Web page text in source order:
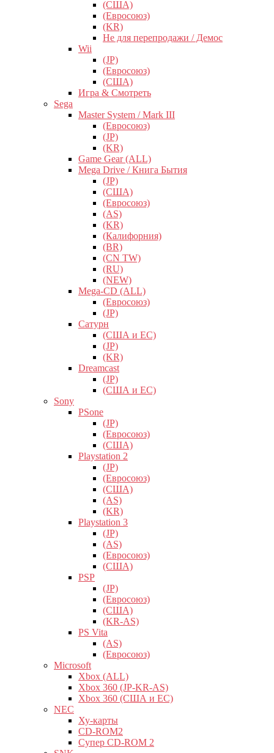
(США)
(Евросоюз)
(KR)
Не для перепродажи / Демос
Wii
(JP)
(Евросоюз)
(США)
Игра & Смотреть
Sega
Master System / Mark III
(Евросоюз)
(JP)
(KR)
Game Gear (ALL)
Mega Drive / Книга Бытия
(JP)
(США)
(Евросоюз)
(AS)
(KR)
(Калифорния)
(BR)
(CN TW)
(RU)
(NEW)
Mega-CD (ALL)
(Евросоюз)
(JP)
Сатурн
(США и ЕС)
(JP)
(KR)
Dreamcast
(JP)
(США и ЕС)
Sony
PSone
(JP)
(Евросоюз)
(США)
Playstation 2
(JP)
(Евросоюз)
(США)
(AS)
(KR)
Playstation 3
(JP)
(AS)
(Евросоюз)
(США)
PSP
(JP)
(Евросоюз)
(США)
(KR-AS)
PS Vita
(AS)
(Евросоюз)
Microsoft
Xbox (ALL)
Xbox 360 (JP-KR-AS)
Xbox 360 (США и ЕС)
NEC
Ху-карты
CD-ROM2
Супер CD-ROM 2